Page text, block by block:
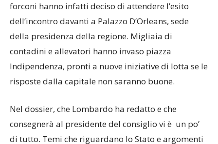
forconi hanno infatti deciso di attendere l’esito
dell’incontro davanti a Palazzo D’Orleans, sede
della presidenza della regione. Migliaia di
contadini e allevatori hanno invaso piazza
Indipendenza, pronti a nuove iniziative di lotta se le
risposte dalla capitale non saranno buone.
Nel dossier, che Lombardo ha redatto e che
consegnerà al presidente del consiglio vi è un po’
di tutto. Temi che riguardano lo Stato e argomenti